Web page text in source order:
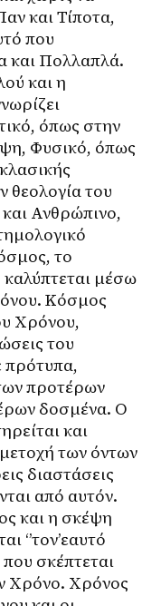
και Τίποτα,
που
και Πολλαπλά.
και η
όπως στην
Φυσικό, όπως
θεολογία του
Ανθρώπινο,
το
μέσω
Κόσμος
Χρόνου,
του
πρότυπα,
προτέρων
δοσμένα. Ο
και
των όντων
διαστάσεις
από αυτόν.
και η σκέψη
‘’τον’εαυτό
που σκέπτεται
Χρόνο. Χρόνος